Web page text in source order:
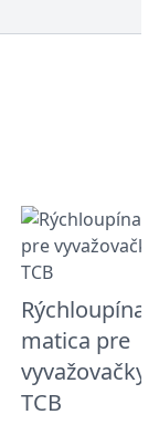
matica pre
vyvažovačky
TCB